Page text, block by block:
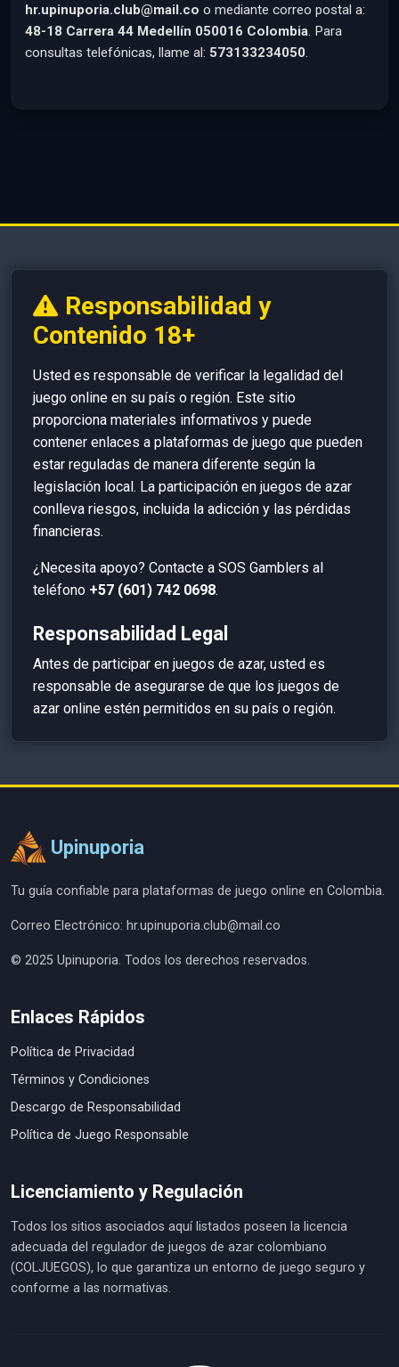
hr.upinuporia.club@mail.co o mediante correo postal a:
48-18 Carrera 44 Medellín 050016 Colombia . Para
consultas telefónicas, llame al: 573133234050
Responsabilidad y
Contenido 18+
Usted es responsable de verificar la legalidad del
juego online en su país o región. Este sitio
proporciona materiales informativos y puede
contener enlaces a plataformas de juego que pueden
estar reguladas de manera diferente según la
legislación local. La participación en juegos de azar
conlleva riesgos, incluida la adicción y las pérdidas
financieras.
¿Necesita apoyo? Contacte a SOS Gamblers al
teléfono +57 (601) 742 0698.
Responsabilidad Legal
Antes de participar en juegos de azar, usted es
responsable de asegurarse de que los juegos de
azar online estén permitidos en su país o región.
Upinuporia
Tu guía confiable para plataformas de juego online en Colombia.
Correo Electrónico: hr.upinuporia.club@mail.co
© 2025 Upinuporia. Todos los derechos reservados.
Enlaces Rápidos
Política de Privacidad
Términos y Condiciones
Descargo de Responsabilidad
Política de Juego Responsable
Licenciamiento y Regulación
Todos los sitios asociados aquí listados poseen la licencia
adecuada del regulador de juegos de azar colombiano
(COLJUEGOS), lo que garantiza un entorno de juego seguro y
conforme a las normativas.